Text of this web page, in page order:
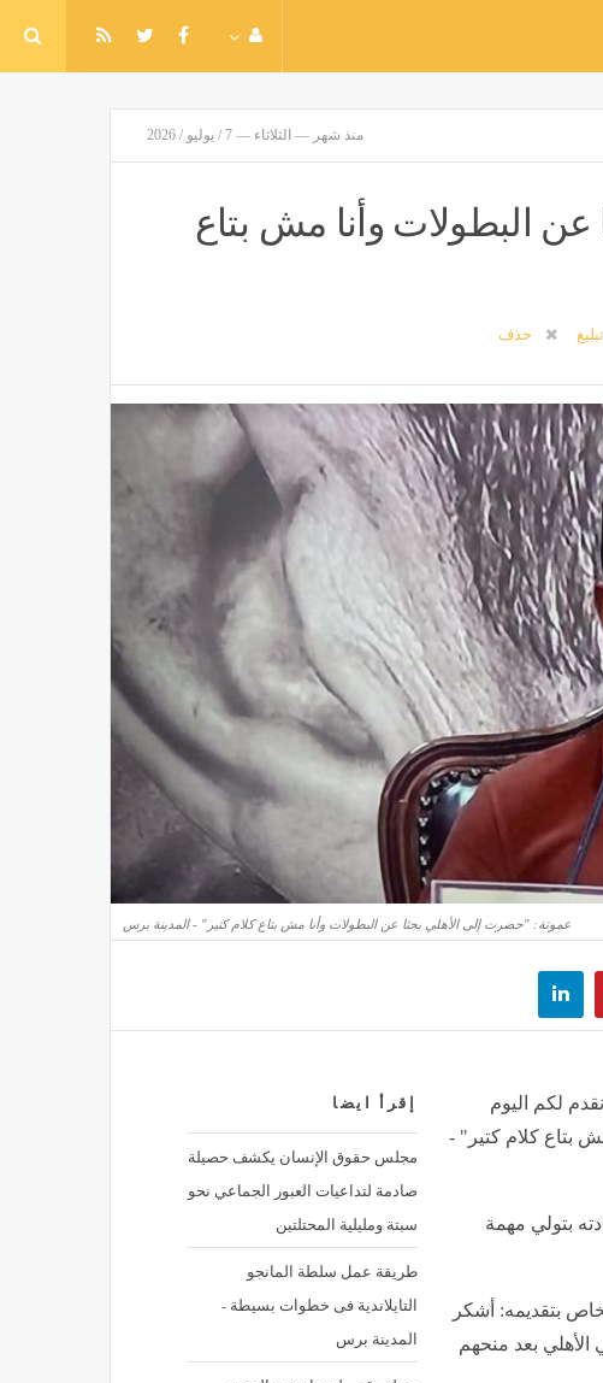
منذ شهر — الثلاثاء — 7 / يوليو / 2026
البطولات وأنا مش بتاع
تبليغ حذف
عموتة: "حضرت إلى الأهلي بحثا عن البطولات وأنا مش بتاع كلام كتير" - المدينة برس
إقرأ ايضا
مجلس حقوق الإنسان يكشف حصيلة
صادمة لتداعيات العبور الجماعي نحو
سبتة ومليلية المحتلتين
طريقة عمل سلطة المانجو
التايلاندية فى خطوات بسيطة -
المدينة برس
لكم اليوم
بتاع كلام كتير" -
بتولي مهمة
بتقديمه: أشكر
بعد منحهم